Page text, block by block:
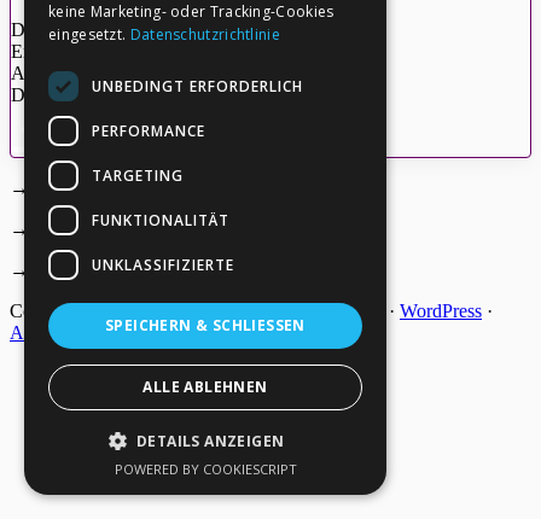
Dateigröße: 26.01 KB
Erstellt: 26-05-2026
Aktualisiert: 26-05-2026
Downloads: 6
Herunterladen
Footer
→
Deine Spende
→
Impressum
→
Kontakt zum PAO Team
Copyright © 2026 ·
Genesis Framework · WordPress ·
Anmelden
keine Marketing- oder Tracking-Cookies
eingesetzt. Datenschutzrichtlinie
UNBEDINGT ERFORDERLICH
PERFORMANCE
TARGETING
FUNKTIONALITÄT
UNKLASSIFIZIERTE
SPEICHERN & SCHLIESSEN
ALLE ABLEHNEN
DETAILS ANZEIGEN
POWERED BY COOKIESCRIPT